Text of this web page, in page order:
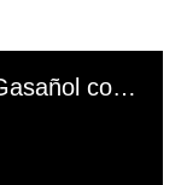
El mal momento de Yanina Gasañol con un hincha argentino en "Subrayado"